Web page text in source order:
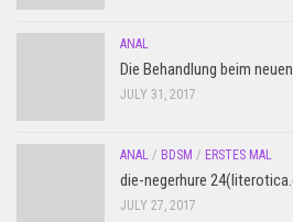
ANAL
Die Behandlung beim
JULY 31, 2017
ANAL / BDSM / ERSTES MAL
die-negerhure
JULY 27, 2017